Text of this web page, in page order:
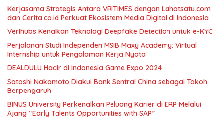
Kerjasama Strategis Antara VRITIMES dengan Lahatsatu.com
dan Cerita.co.id Perkuat Ekosistem Media Digital di Indonesia
Verihubs Kenalkan Teknologi Deepfake Detection untuk e-KYC
Perjalanan Studi Independen MSIB Maxy Academy: Virtual
Internship untuk Pengalaman Kerja Nyata
DEALDULU Hadir di Indonesia Game Expo 2024
Satoshi Nakamoto Diakui Bank Sentral China sebagai Tokoh
Berpengaruh
BINUS University Perkenalkan Peluang Karier di ERP Melalui
Ajang “Early Talents Opportunities with SAP”